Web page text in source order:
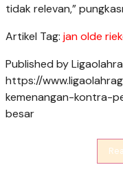
tidak relevan,”
Artikel Tag: jan olde
Published by
https://
kemenangan-kontra-
besar